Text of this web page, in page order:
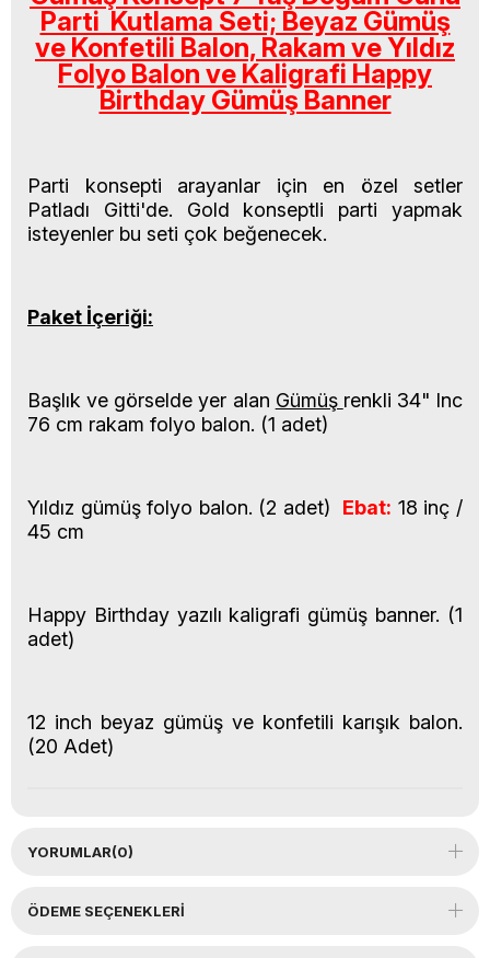
Parti Kutlama Seti; Beyaz Gümüş
ve Konfetili Balon, Rakam ve Yıldız
Folyo Balon ve Kaligrafi Happy
Birthday Gümüş Banner
Parti konsepti arayanlar için en özel setler
Patladı Gitti'de. Gold konseptli parti yapmak
isteyenler bu seti çok beğenecek.
Paket İçeriği:
Başlık ve görselde yer alan Gümüş renkli 34" Inc
76 cm rakam folyo balon. (1 adet)
Yıldız gümüş folyo balon. (2 adet) Ebat: 18 inç /
45 cm
Happy Birthday yazılı kaligrafi gümüş banner. (1
adet)
12 inch beyaz gümüş ve konfetili karışık balon.
(20 Adet)
YORUMLAR(0)
ÖDEME SEÇENEKLERI